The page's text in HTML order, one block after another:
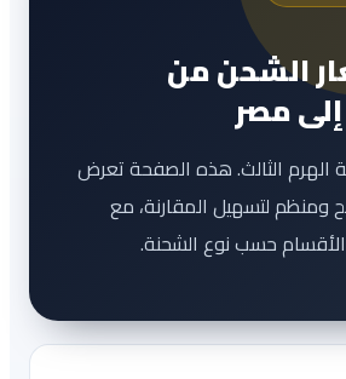
الشحن من
مصر
الهرم الثالث. هذه الصفحة تعرض
ومنظم لتسهيل المقارنة، مع
الأقسام حسب نوع الشحنة.